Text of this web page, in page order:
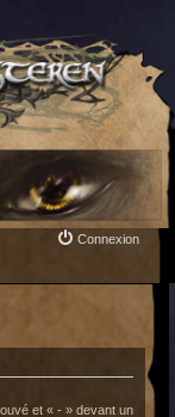
Connexion
et « - » devant un